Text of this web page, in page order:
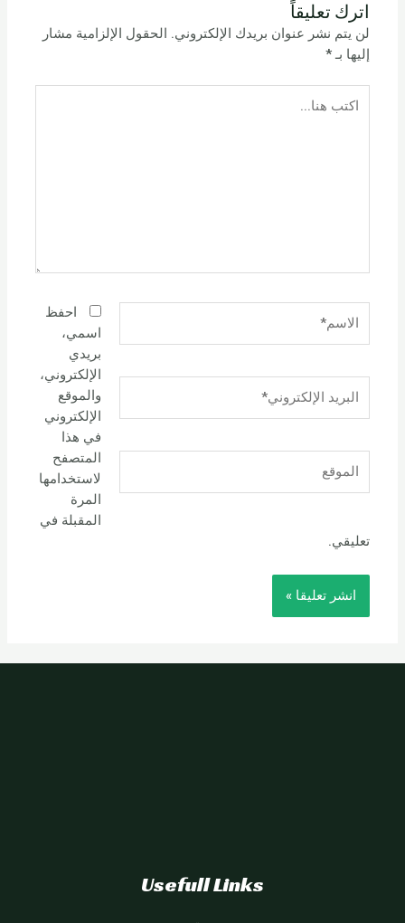
اترك تعليقاً
لن يتم نشر عنوان بريدك الإلكتروني. الحقول الإلزامية مشار
إليها بـ*
هنا...
الإلكتروني*
احفظ
اسمي،
بريدي
الإلكتروني،
والموقع
الإلكتروني
في هذا
المتصفح
لاستخدامها
المرة
المقبلة في
تعليقي.
Usefull Links